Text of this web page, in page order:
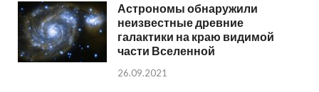
Астрономы обнаружили
неизвестные древние
галактики на краю видимой
части Вселенной
26.09.2021